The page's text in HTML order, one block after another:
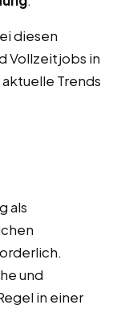
diesen
Vollzeitjobs in
Trends
als
und
in einer